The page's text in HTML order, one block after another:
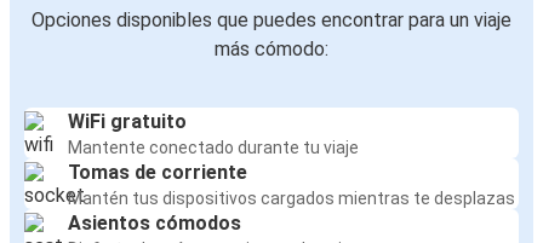
Opciones disponibles que puedes encontrar para un viaje
más cómodo:
WiFi gratuito
Mantente conectado durante tu viaje
Tomas de corriente
Mantén tus dispositivos cargados mientras te desplazas
Asientos cómodos